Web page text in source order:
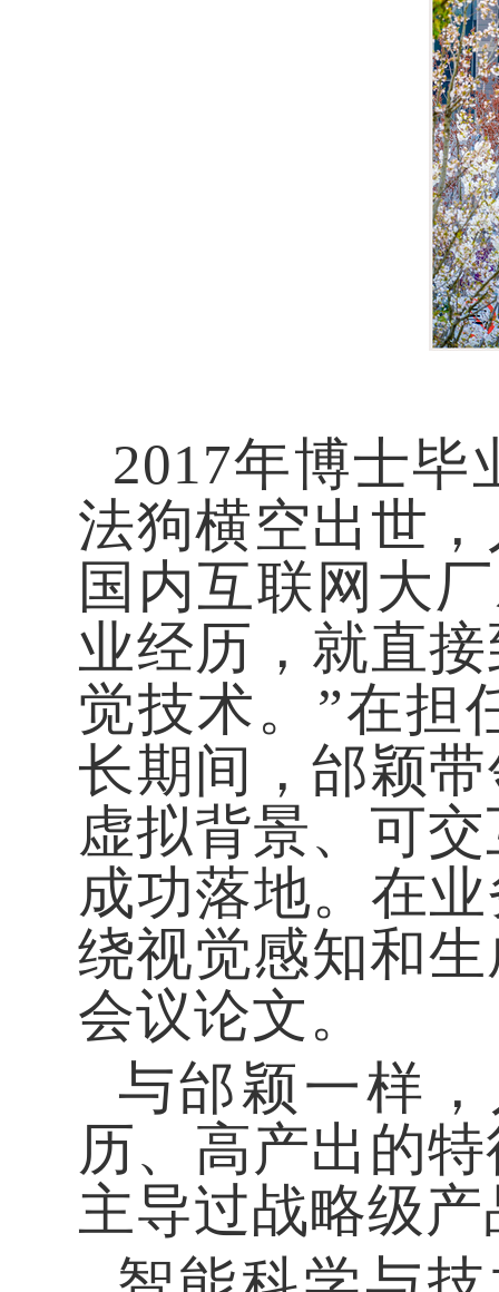
2017年博士毕
法狗横空出世
国内互联网大
业经历，就直
觉技术。”在担
长期间，邰颖
虚拟背景、可
成功落地。在
绕视觉感知和
会议论文。
与邰颖一样
历、高产出的
主导过战略级